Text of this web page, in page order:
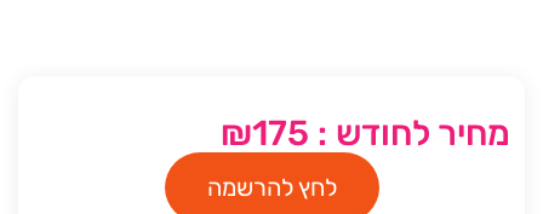
מחיר לחודש : ₪175
לחץ להרשמה